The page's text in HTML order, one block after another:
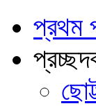
প্রথম